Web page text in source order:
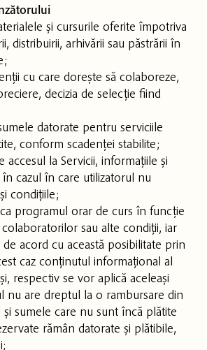
și cursurile oferite împotriva
distribuirii, arhivării sau păstrării în
cu care dorește să colaboreze,
decizia de selecție fiind
datorate pentru serviciile
conform scadenței stabilite;
accesul la Servicii, informațiile și
cazul în care utilizatorul nu
condițiile;
programul orar de curs în funcție
sau alte condiții, iar
acord cu această posibilitate prin
caz conținutul informațional al
respectiv se vor aplică aceleași
nu are dreptul la o rambursare din
sumele care nu sunt încă plătite
rămân datorate și plătibile,